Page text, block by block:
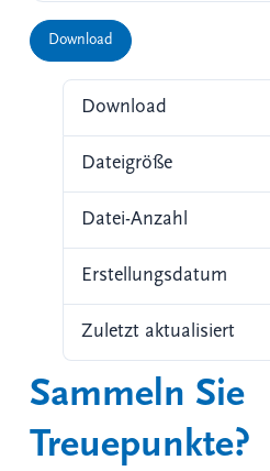
Download
Download
Dateigröße
Datei-Anzahl
Erstellungsdatum
Zuletzt aktualisiert
Sammeln Sie
Treuepunkte?